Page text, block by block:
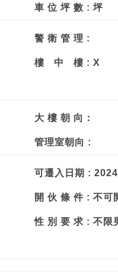
車 位 坪 數 : 坪
警 衛 管 理 :
樓 中 樓 : X
大 樓 朝 向：
管理室朝向 :
可遷入日期 :
開 伙 條 件 : 不可
性 別 要 求 : 不限